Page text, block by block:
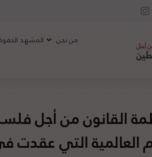
من نحن المشهد
القانون من أجل
العالمية التي